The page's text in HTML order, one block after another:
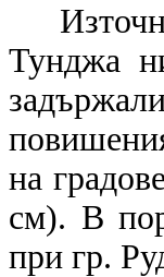
Тунджа
на
см). В
при гр.